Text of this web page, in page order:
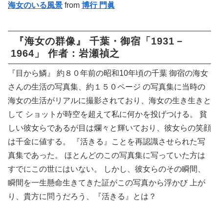
海女のいる風景 from 博行 門眞
『海女の群像』 千葉・御宿「1931－
1964」 作者：岩瀬禎之
『目から鱗』 約８０年前の昭和10年頃の千葉 御宿の海女
さんの生活の写真集、約１５０ページ の写真集に当時の
海女の生活がリアルに撮影されており、海女の生き生きと
して ショットが時空を超えて私に何かを投げつける。 貧
しい彼女らであるが目は爛々と輝いており、彼女らの笑顔
は千金に値する。 『活きる』ことを再認識させられた写
真集であった。 ほとんどのこの写真集に写っていた方は
すでにこの世にはいない。 しかし、彼女らのその瞬間、
瞬間を一生懸命生きてきた証がこの写真から浮かび 上が
り、貴方に問うだろう、『活きる』とは？